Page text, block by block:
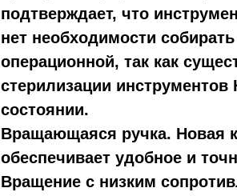
подтверждает, что
нет необходимости
операционной, так как
стерилизации
состоянии.
Вращающаяся ручка. Новая
обеспечивает удобное и
Вращение с низким